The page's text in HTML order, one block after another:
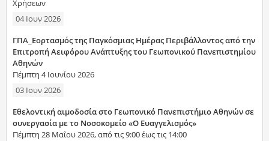
Χρήσεων
04 Ιουν 2026
ΓΠΑ_Εορτασμός της Παγκόσμιας Ημέρας Περιβάλλοντος από την
Επιτροπή Αειφόρου Ανάπτυξης του Γεωπονικού Πανεπιστημίου
Αθηνών
Πέμπτη 4 Ιουνίου 2026
03 Ιουν 2026
Εθελοντική αιμοδοσία στο Γεωπονικό Πανεπιστήμιο Αθηνών σε
συνεργασία με το Νοσοκομείο «Ο Ευαγγελισμός»
Πέμπτη 28 Μαΐου 2026, από τις 9:00 έως τις 14:00